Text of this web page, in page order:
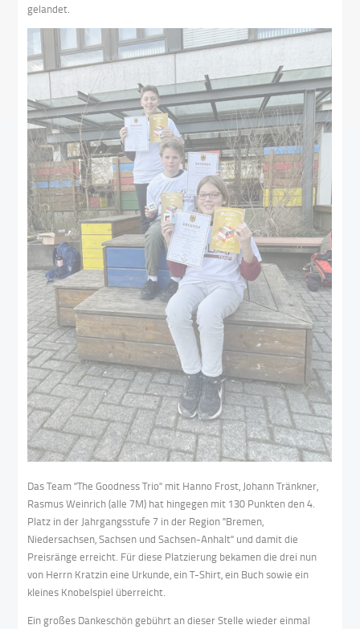
gelandet.
Das Team "The Goodness Trio" mit Hanno Frost, Johann Tränkner,
Rasmus Weinrich (alle 7M) hat hingegen mit 130 Punkten den 4.
Platz in der Jahrgangsstufe 7 in der Region "Bremen,
Niedersachsen, Sachsen und Sachsen-Anhalt" und damit die
Preisränge erreicht. Für diese Platzierung bekamen die drei nun
von Herrn Kratzin eine Urkunde, ein T-Shirt, ein Buch sowie ein
kleines Knobelspiel überreicht.
Ein großes Dankeschön gebührt an dieser Stelle wieder einmal